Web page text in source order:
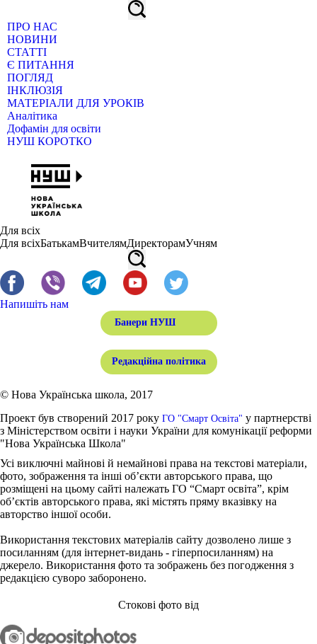
ПРО НАС
НОВИНИ
СТАТТІ
Є ПИТАННЯ
ПОГЛЯД
ІНКЛЮЗІЯ
МАТЕРІАЛИ ДЛЯ УРОКІВ
Аналітика
Дофамін для освіти
НУШ КОРОТКО
Для всіх
Для всіхБатькамВчителямДиректорамУчням
Напишіть нам
Банери НУШ
Редакційна політика
© Нова Українська школа, 2017
Проект був створений 2017 року ГО "Смарт Освіта" у партнерстві
з Міністерством освіти і науки України для комунікації реформи
"Нова Українська Школа"
Усі виключні майнові й немайнові права на текстові матеріали,
фото, зображення та інші об’єкти авторського права, що
розміщені на цьому сайті належать ГО “Смарт освіта”, крім
об’єктів авторського права, які містять пряму вказівку на
авторство іншої особи.
Використання текстових матеріалів сайту дозволено лише з
посиланням (для інтернет-видань - гіперпосиланням) на
джерело. Використання фото та зображень без погодження з
редакцією суворо заборонено.
Стокові фото від